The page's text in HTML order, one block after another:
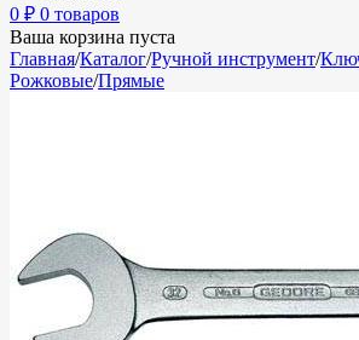
0 ₽ 0 товаров
Ваша корзина пуста
Главная/Каталог/Ручной инструмент/
Рожковые/Прямые